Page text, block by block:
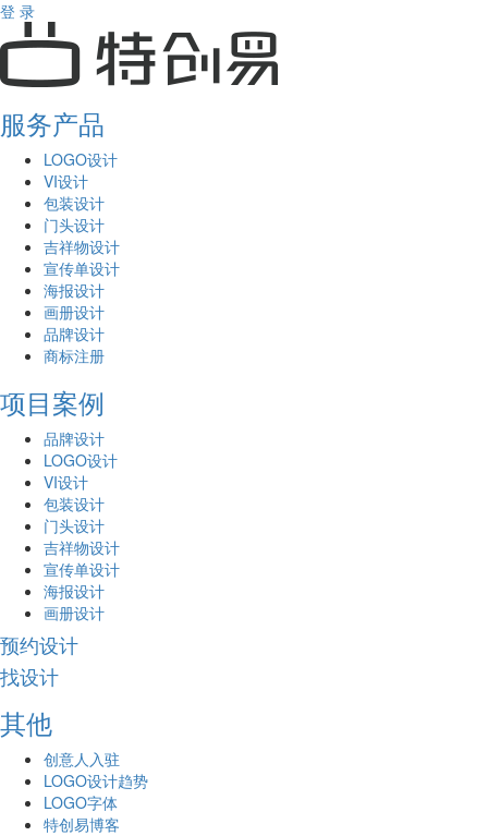
登 录
服务产品
LOGO设计
VI设计
包装设计
门头设计
吉祥物设计
宣传单设计
海报设计
画册设计
品牌设计
商标注册
项目案例
品牌设计
LOGO设计
VI设计
包装设计
门头设计
吉祥物设计
宣传单设计
海报设计
画册设计
预约设计
找设计
其他
创意人入驻
LOGO设计趋势
LOGO字体
特创易博客